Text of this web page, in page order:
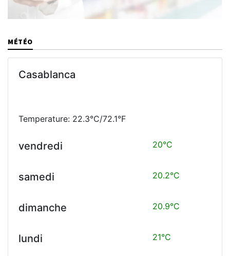
MÉTÉO
Casablanca
Temperature: 22.3°C/72.1°F
vendredi 20°C
samedi 20.2°C
dimanche 20.9°C
lundi 21°C